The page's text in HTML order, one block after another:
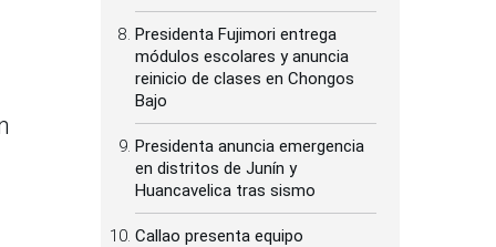
Presidenta Fujimori entrega
módulos escolares y anuncia
reinicio de clases en Chongos
Bajo
Presidenta anuncia emergencia
en distritos de Junín y
Huancavelica tras sismo
Callao presenta equipo